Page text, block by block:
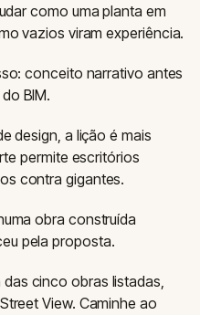
como uma planta em
vazios viram experiência.
conceito narrativo antes
BIM.
design, a lição é mais
permite escritórios
contra gigantes.
obra construída
pela proposta.
cinco obras listadas,
View. Caminhe ao